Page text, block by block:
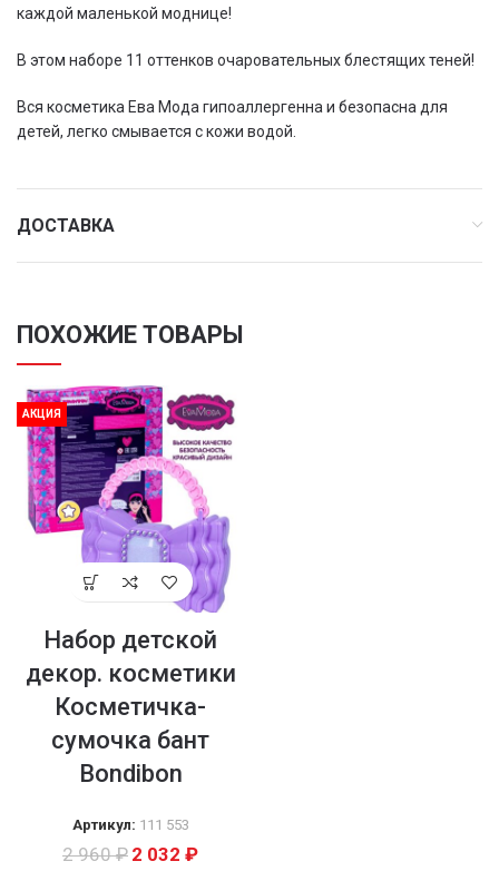
каждой маленькой моднице!
В этом наборе 11 оттенков очаровательных блестящих теней!
Вся косметика Ева Мода гипоаллергенна и безопасна для
детей, легко смывается с кожи водой.
ДОСТАВКА
ПОХОЖИЕ ТОВАРЫ
АКЦИЯ
Набор детской
декор. косметики
Косметичка-
сумочка бант
Bondibon
Артикул: 111 553
2 960₽ 2 032 ₽